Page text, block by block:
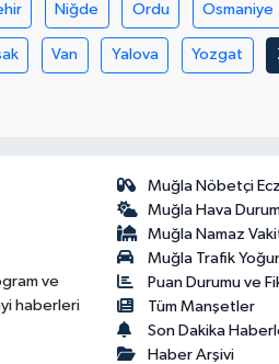
Niğde Ordu Osmaniye
Van Yalova Yozgat
ve
haberleri
Muğla Nöbetçi
Muğla Hava
Muğla Namaz
Muğla Trafik
Puan Durumu ve
Tüm Manşetler
Son Dakika
Haber Arşivi